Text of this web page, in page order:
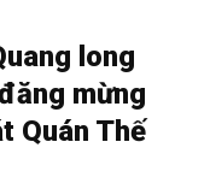
long
mừng
Quán Thế